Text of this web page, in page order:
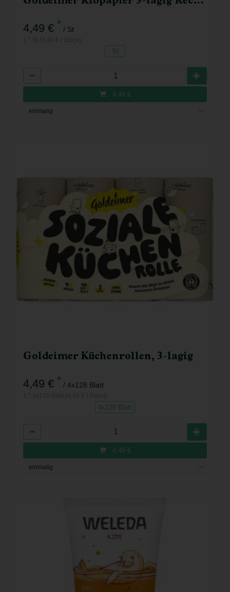
4,49 € * / St
St
4,49 €
Goldeimer Küchenrollen, 3-lagig
4,49 € * / 4x128 Blatt
4x128 Blatt
4,49 €